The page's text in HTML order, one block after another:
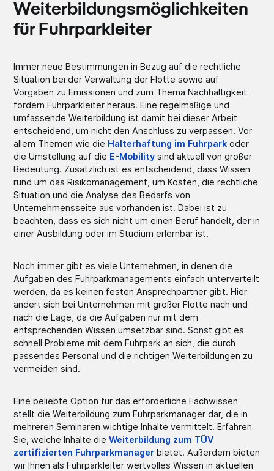
Weiterbildungsmöglichkeiten
für Fuhrparkleiter
Immer neue Bestimmungen in Bezug auf die rechtliche
Situation bei der Verwaltung der Flotte sowie auf
Vorgaben zu Emissionen und zum Thema Nachhaltigkeit
fordern Fuhrparkleiter heraus. Eine regelmäßige und
umfassende Weiterbildung ist damit bei dieser Arbeit
entscheidend, um nicht den Anschluss zu verpassen. Vor
allem Themen wie die Halterhaftung im Fuhrpark oder
die Umstellung auf die E-Mobility sind aktuell von großer
Bedeutung. Zusätzlich ist es entscheidend, dass Wissen
rund um das Risikomanagement, um Kosten, die rechtliche
Situation und die Analyse des Bedarfs von
Unternehmensseite aus vorhanden ist. Dabei ist zu
beachten, dass es sich nicht um einen Beruf handelt, der in
einer Ausbildung oder im Studium erlernbar ist.
Noch immer gibt es viele Unternehmen, in denen die
Aufgaben des Fuhrparkmanagements einfach unterverteilt
werden, da es keinen festen Ansprechpartner gibt. Hier
ändert sich bei Unternehmen mit großer Flotte nach und
nach die Lage, da die Aufgaben nur mit dem
entsprechenden Wissen umsetzbar sind. Sonst gibt es
schnell Probleme mit dem Fuhrpark an sich, die durch
passendes Personal und die richtigen Weiterbildungen zu
vermeiden sind.
Eine beliebte Option für das erforderliche Fachwissen
stellt die Weiterbildung zum Fuhrparkmanager dar, die in
mehreren Seminaren wichtige Inhalte vermittelt. Erfahren
Sie, welche Inhalte dieWeiterbildung zum TÜV
zertifizierten Fuhrparkmanager bietet. Außerdem bieten
wir Ihnen als Fuhrparkleiter wertvolles Wissen in aktuellen